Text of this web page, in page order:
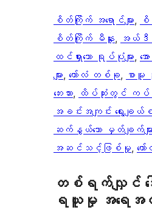
စိတ်ကြိုက် အရောင်များ,
စိတ်ကြိုက် မီနူး, အယ်ဒီ
ထင်ရှားသော ရုပ်ပုံများ, အ
များ, ကော်လံ တစ်ခု, စာမူ
ဘေးဘား, ထိပ်ဆုံးတွင် ကပ်ထာ
အခင်းအကျင်း ရွေးချယ်စရ
ဆက်နွယ်သော မှတ်ချက်မျာ
အဆင်သင့်ဖြစ်မှု, က
တစ်ရက်လျှင် ဒ
ရယူမှု အရေ